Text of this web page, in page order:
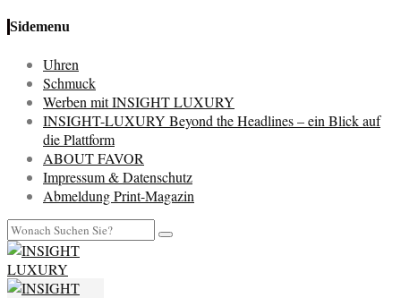
Sidemenu
Uhren
Schmuck
Werben mit INSIGHT LUXURY
INSIGHT-LUXURY Beyond the Headlines – ein Blick auf
die Plattform
ABOUT FAVOR
Impressum & Datenschutz
Abmeldung Print-Magazin